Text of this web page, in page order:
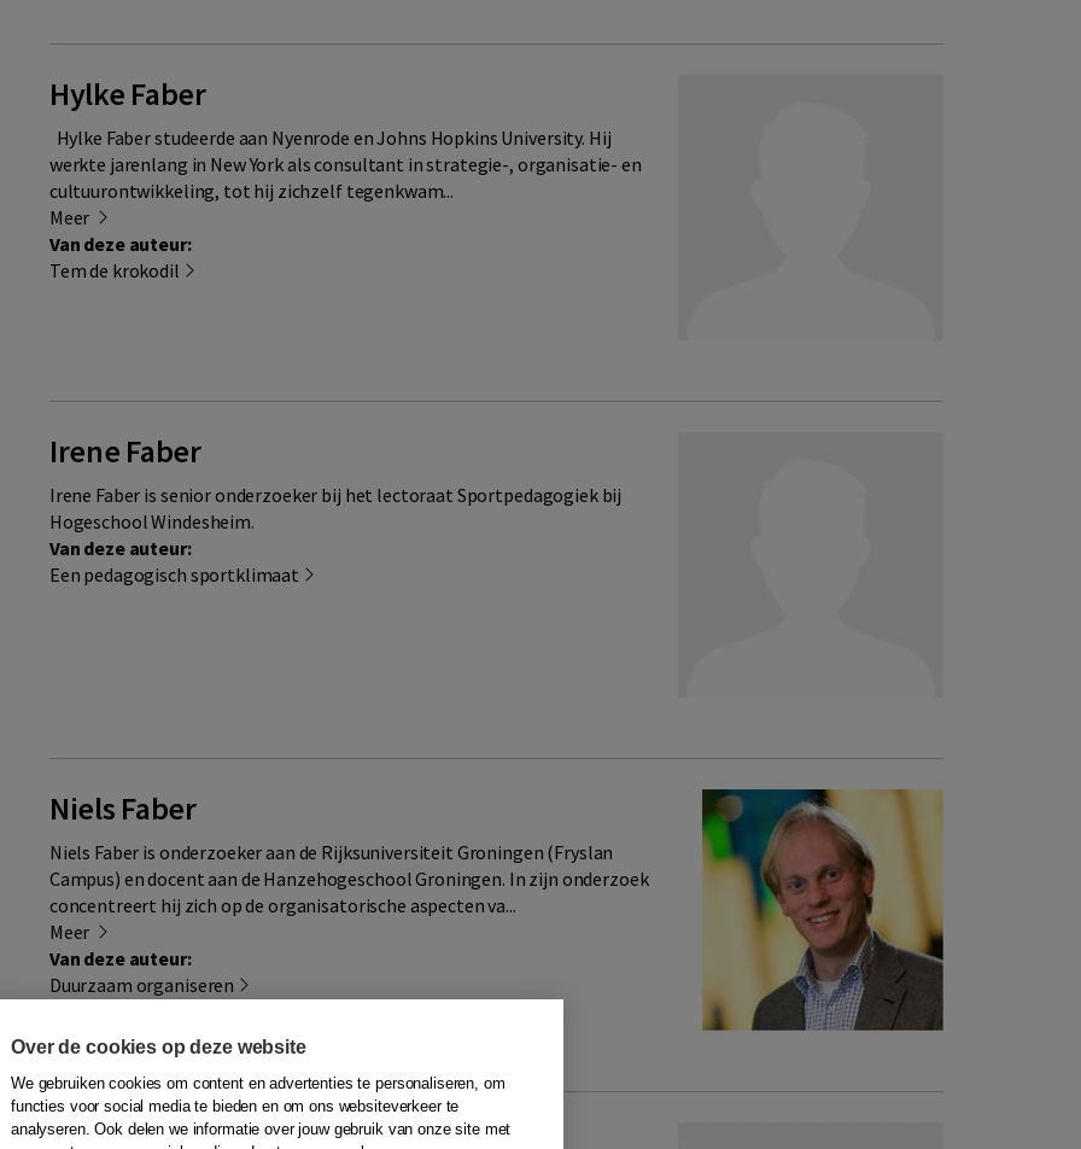
Hylke Faber
Hylke Faber studeerde aan Nyenrode en Johns Hopkins University. Hij
werkte jarenlang in New York als consultant in strategie-, organisatie- en
cultuurontwikkeling, tot hij zichzelf tegenkwam...
Meer
Van deze auteur:
Tem de krokodil
Irene Faber
Irene Faber is senior onderzoeker bij het lectoraat Sportpedagogiek bij
Hogeschool Windesheim.
Van deze auteur:
Een pedagogisch sportklimaat
Niels Faber
Niels Faber is onderzoeker aan de Rijksuniversiteit Groningen (Fryslan
Campus) en docent aan de Hanzehogeschool Groningen. In zijn onderzoek
concentreert hij zich op de organisatorische aspecten va...
Meer
Van deze auteur:
Duurzaam organiseren
Raymond Fagel
Over de cookies op deze website
We gebruiken cookies om content en advertenties te personaliseren, om
functies voor social media te bieden en om ons websiteverkeer te
analyseren. Ook delen we informatie over jouw gebruik van onze site met